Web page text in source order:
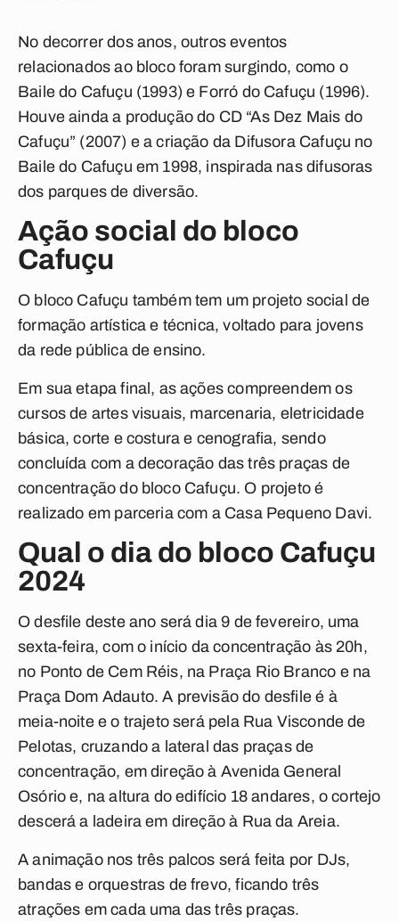
No decorrer dos anos, outros eventos
relacionados ao bloco foram surgindo, como o
Baile do Cafuçu (1993) e Forró do Cafuçu (1996).
Houve ainda a produção do CD “As Dez Mais do
Cafuçu” (2007) e a criação da Difusora Cafuçu no
Baile do Cafuçu em 1998, inspirada nas difusoras
dos parques de diversão.
Ação social do bloco
Cafuçu
O bloco Cafuçu também tem um projeto social de
formação artística e técnica, voltado para jovens
da rede pública de ensino.
Em sua etapa final, as ações compreendem os
cursos de artes visuais, marcenaria, eletricidade
básica, corte e costura e cenografia, sendo
concluída com a decoração das três praças de
concentração do bloco Cafuçu. O projeto é
realizado em parceria com a Casa Pequeno Davi.
Qual o dia do bloco Cafuçu
2024
O desfile deste ano será dia 9 de fevereiro, uma
sexta-feira, com o início da concentração às 20h,
no Ponto de Cem Réis, na Praça Rio Branco e na
Praça Dom Adauto. A previsão do desfile é à
meia-noite e o trajeto será pela Rua Visconde de
Pelotas, cruzando a lateral das praças de
concentração, em direção à Avenida General
Osório e, na altura do edifício 18 andares, o cortejo
descerá a ladeira em direção à Rua da Areia.
A animação nos três palcos será feita por DJs,
bandas e orquestras de frevo, ficando três
atrações em cada uma das três praças.